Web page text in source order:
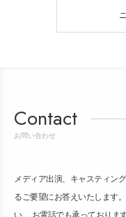
Contact
お問い合わせ
メディア出演、キャスティン
るご要望にお答えいたします
い。 お電話でも承っております